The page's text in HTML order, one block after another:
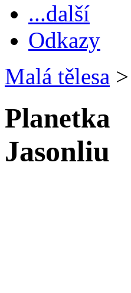
...další
Odkazy
Malá tělesa >
Planetka
Jasonliu